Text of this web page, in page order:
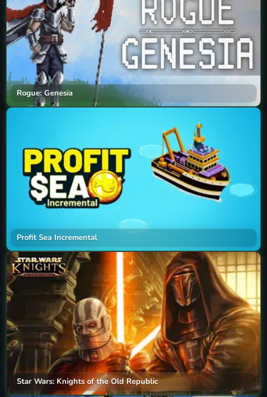
Rogue: Genesia
Profit Sea Incremental
Star Wars: Knights of the Old Republic